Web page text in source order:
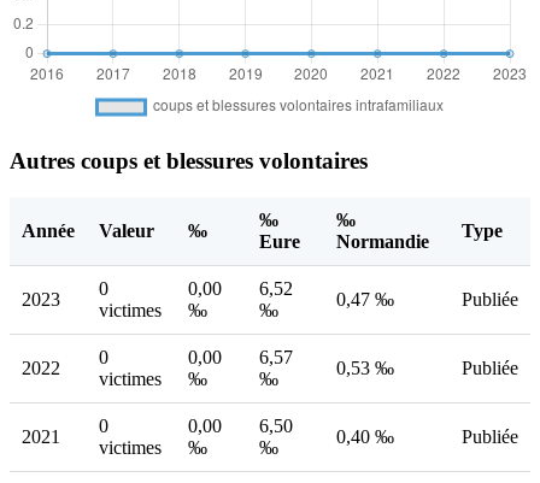
Autres coups et blessures volontaires
Année Valeur ‰
‰
Eure
‰
Normandie
Type
2023
0
victimes
0,00
‰
6,52
‰
0,47 ‰ Publiée
2022
0
victimes
0,00
‰
6,57
‰
0,53 ‰ Publiée
2021
0
victimes
0,00
‰
6,50
‰
0,40 ‰ Publiée